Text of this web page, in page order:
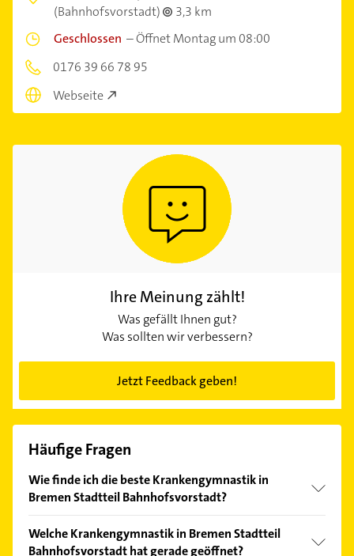
(Bahnhofsvorstadt)
3,3 km
Geschlossen –Öffnet Montag um 08:00
0176 39 66 78 95
Webseite
Ihre Meinung zählt!
Was gefällt Ihnen gut?
Was sollten wir verbessern?
Jetzt Feedback geben!
Häufige Fragen
Wie finde ich die beste Krankengymnastik in
Bremen Stadtteil Bahnhofsvorstadt?
Kundenmeinungen und profitieren Sie von den
Welche Krankengymnastik in Bremen Stadtteil
Bahnhofsvorstadt hat gerade geöffnet?